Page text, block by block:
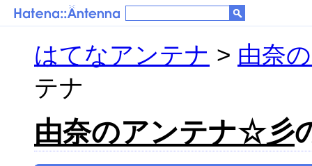
はてなアンテナ > 由奈
テナ
由奈のアンテナ☆彡